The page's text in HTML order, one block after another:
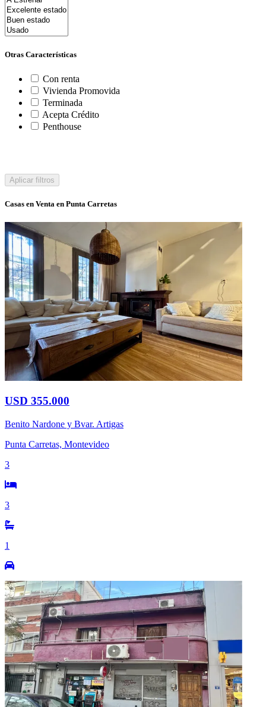
Otras Características
Con renta
Vivienda Promovida
Terminada
Acepta Crédito
Penthouse
Aplicar filtros
Casas en Venta en Punta Carretas
USD 355.000
Benito Nardone y Bvar. Artigas
Punta Carretas, Montevideo
3
3
1